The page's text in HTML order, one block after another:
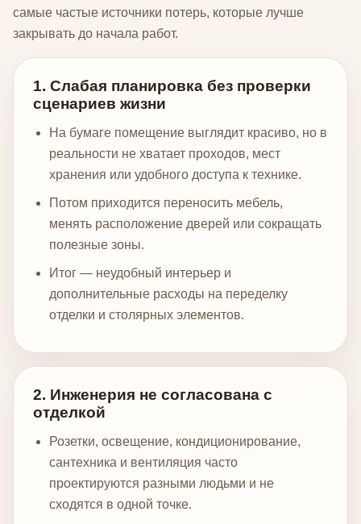
самые частые источники потерь, которые лучше
закрывать до начала работ.
1. Слабая планировка без проверки
сценариев жизни
На бумаге помещение выглядит красиво, но в
реальности не хватает проходов, мест
хранения или удобного доступа к технике.
Потом приходится переносить мебель,
менять расположение дверей или сокращать
полезные зоны.
Итог — неудобный интерьер и
дополнительные расходы на переделку
отделки и столярных элементов.
2. Инженерия не согласована с
отделкой
Розетки, освещение, кондиционирование,
сантехника и вентиляция часто
проектируются разными людьми и не
сходятся в одной точке.